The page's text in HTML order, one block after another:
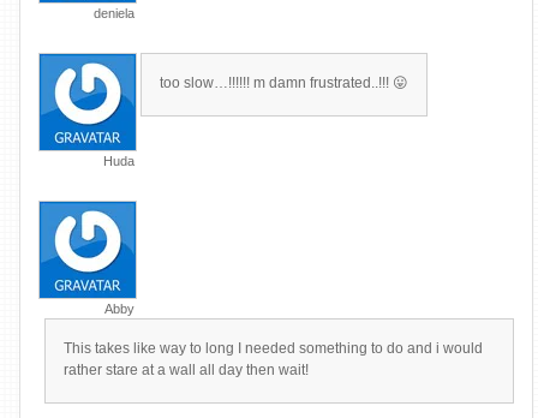
deniela
Huda
too slow…!!!!!! m damn frustrated..!!! 😛
Abby
This takes like way to long I needed something to do and i would
rather stare at a wall all day then wait!